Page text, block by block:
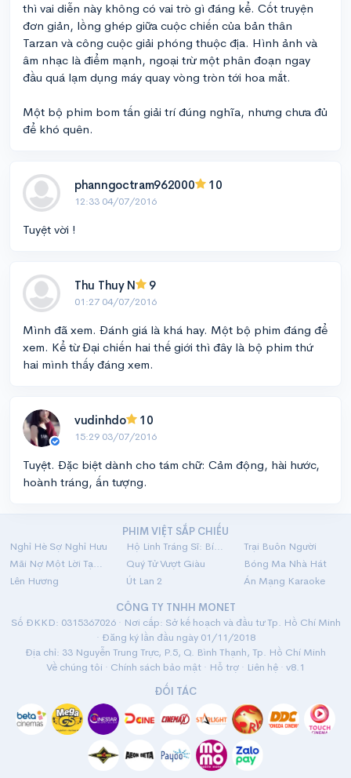
thì vai diễn này không có vai trò gì đáng kể. Cốt truyện
đơn giản, lồng ghép giữa cuộc chiến của bản thân
Tarzan và công cuộc giải phóng thuộc địa. Hình ảnh và
âm nhạc là điểm mạnh, ngoại trừ một phân đoạn ngay
đầu quá lạm dụng máy quay vòng tròn tới hoa mắt.
Một bộ phim bom tấn giải trí đúng nghĩa, nhưng chưa đủ
để khó quên.
phanngoctram962000 10
12:33 04/07/2016
Tuyệt vời !
Thu Thuy N 9
01:27 04/07/2016
Mình đã xem. Đánh giá là khá hay. Một bộ phim đáng để
xem. Kể từ Đại chiến hai thế giới thì đây là bộ phim thứ
hai mình thấy đáng xem.
vudinhdo 10
15:29 03/07/2016
Tuyệt. Đặc biệt dành cho tám chữ: Cảm động, hài hước,
hoành tráng, ấn tượng.
PHIM VIỆT SẮP CHIẾU
Nghỉ Hè Sợ Nghỉ Hưu
Hộ Linh Tráng Sĩ: Bí Ẩn Mộ Vua Đinh
Trại Buôn Người
Mãi Nợ Một Lời Tạm Biệt
Quý Tử Vượt Giàu
Bóng Ma Nhà Hát
Lên Hương
Út Lan 2
Án Mạng Karaoke
CÔNG TY TNHH MONET
Số ĐKKD: 0315367026 · Nơi cấp: Sở kế hoạch và đầu tư Tp. Hồ Chí Minh
· Đăng ký lần đầu ngày 01/11/2018
Địa chỉ: 33 Nguyễn Trung Trực, P.5, Q. Bình Thạnh, Tp. Hồ Chí Minh
Về chúng tôi · Chính sách bảo mật · Hỗ trợ · Liên hệ · v8.1
ĐỐI TÁC